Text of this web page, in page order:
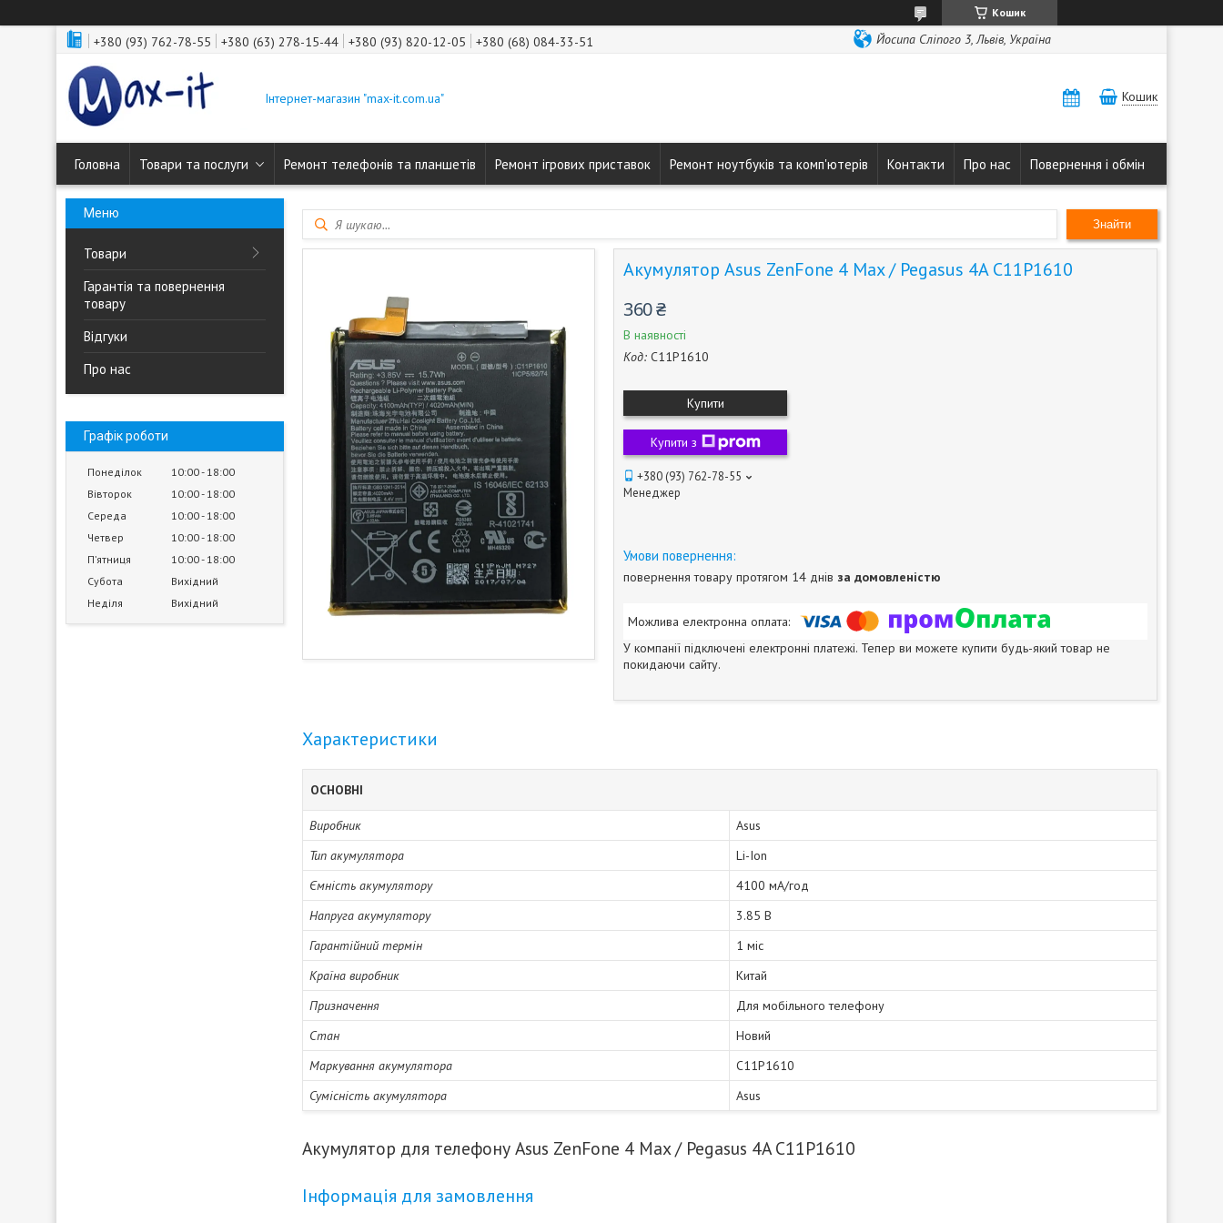
Кошик
+380 (93) 762-78-55 +380 (63) 278-15-44 +380 (93) 820-12-05 +380 (68) 084-33-51 Йосипа Сліпого 3, Львів, Україна
Інтернет-магазин "max-it.com.ua" Кошик
Головна Товари та послуги Ремонт телефонів та планшетів Ремонт ігрових приставок Ремонт ноутбуків та комп'ютерів Контакти Про нас Повернення і обмін
Товари
Гарантія та повернення
товару
Відгуки
Про нас
Графік роботи
Понеділок 10:00 18:00
Вівторок
10:00 18:00
Середа
10:00 18:00
Четвер
10:00 18:00
Пʼятниця
10:00 18:00
Субота
Вихідний
Неділя
Вихідний
Знайти
Акумулятор Asus ZenFone 4 Max / Pegasus 4A C11P1610
360 ₴
В наявності
Код: C11P1610
Купити
Купити з
+380 (93) 762-78-55
Менеджер
повернення товару протягом 14 днів за домовленістю
У компанії підключені електронні платежі. Тепер ви можете купити будь-який товар не
покидаючи сайту.
Характеристики
ОСНОВНІ
Виробник
Asus
Тип акумулятора
Li-Ion
Ємність акумулятору
4100 мА/год
Напруга акумулятору
3.85 В
Гарантійний термін
1 міс
Країна виробник
Китай
Призначення
Для мобільного телефону
Стан
Новий
Маркування акумулятора
C11P1610
Сумісність акумулятора
Asus
Акумулятор для телефону Asus ZenFone 4 Max / Pegasus 4A C11P1610
Інформація для замовлення